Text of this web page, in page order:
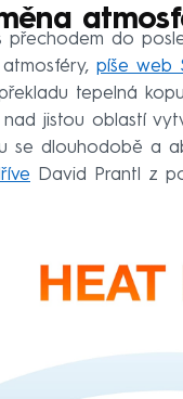
přechodem do
píše web
tepelná
jistou oblastí
se dlouhodobě a
David Prantl z